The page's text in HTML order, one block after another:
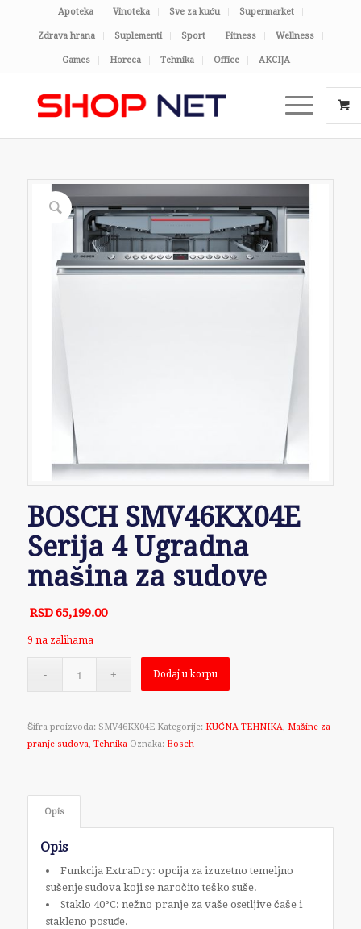
Apoteka Vinoteka Sve za kuću Supermarket
Zdrava hrana Suplementi Sport Fitness Wellness
Games Horeca Tehnika Office AKCIJA
BOSCH SMV46KX04E
Serija 4 Ugradna
mašina za sudove
RSD65,199.00
9 na zalihama
Dodaj u korpu
Šifra proizvoda: SMV46KX04E Kategorije: KUĆNA TEHNIKA, Mašine za
pranje sudova, Tehnika Oznaka: Bosch
Opis
Opis
Funkcija ExtraDry: opcija za izuzetno temeljno
sušenje sudova koji se naročito teško suše.
Staklo 40°C: nežno pranje za vaše osetljive čaše i
stakleno posuđe.